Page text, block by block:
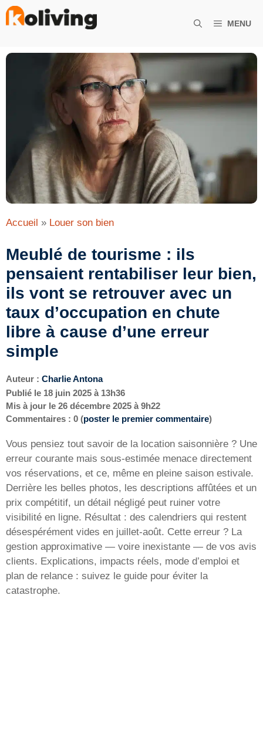
Aller
MENU
Accueil » Louer son bien
Meublé de tourisme : ils
pensaient rentabiliser leur bien,
ils vont se retrouver avec un
taux d’occupation en chute
libre à cause d’une erreur
simple
Auteur : Charlie Antona
Publié le 18 juin 2025 à 13h36
Mis à jour le 26 décembre 2025 à 9h22
Commentaires : 0 (poster le premier commentaire)
Vous pensiez tout savoir de la location saisonnière ? Une
erreur courante mais sous-estimée menace directement
vos réservations, et ce, même en pleine saison estivale.
Derrière les belles photos, les descriptions affûtées et un
prix compétitif, un détail négligé peut ruiner votre
visibilité en ligne. Résultat : des calendriers qui restent
désespérément vides en juillet-août. Cette erreur ? La
gestion approximative — voire inexistante — de vos avis
clients. Explications, impacts réels, mode d’emploi et
plan de relance : suivez le guide pour éviter la
catastrophe.